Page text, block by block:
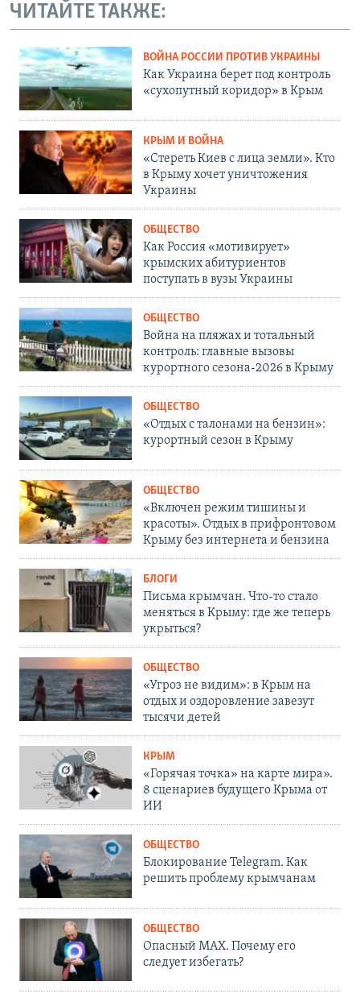
ЧИТАЙТЕ ТАКЖЕ:
ВОЙНА РОССИИ ПРОТИВ УКРАИНЫ
Как Украина берет под контроль
«сухопутный коридор» в Крым
КРЫМ И ВОЙНА
«Стереть Киев с лица земли». Кто
в Крыму хочет уничтожения
Украины
ОБЩЕСТВО
Как Россия «мотивирует»
крымских абитуриентов
поступать в вузы Украины
ОБЩЕСТВО
Война на пляжах и тотальный
контроль: главные вызовы
курортного сезона-2026 в Крыму
ОБЩЕСТВО
«Отдых с талонами на бензин»:
курортный сезон в Крыму
ОБЩЕСТВО
«Включен режим тишины и
красоты». Отдых в прифронтовом
Крыму без интернета и бензина
БЛОГИ
Письма крымчан. Что-то стало
меняться в Крыму: где же теперь
укрыться?
ОБЩЕСТВО
«Угроз не видим»: в Крым на
отдых и оздоровление завезут
тысячи детей
КРЫМ
«Горячая точка» на карте мира».
8 сценариев будущего Крыма от
ИИ
ОБЩЕСТВО
Блокирование Telegram. Как
решить проблему крымчанам
ОБЩЕСТВО
Опасный MAX. Почему его
следует избегать?